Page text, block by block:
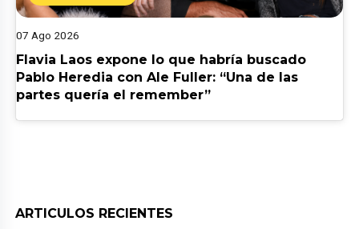
07 Ago 2026
Flavia Laos expone lo que habría buscado
Pablo Heredia con Ale Fuller: “Una de las
partes quería el remember”
ARTICULOS RECIENTES